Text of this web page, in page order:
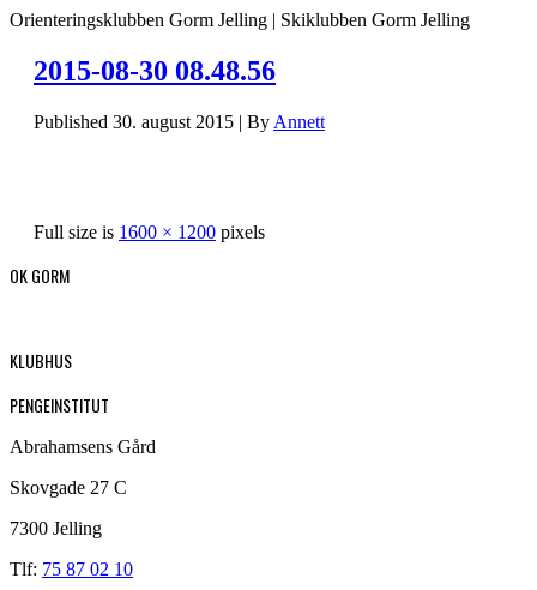
Orienteringsklubben Gorm Jelling | Skiklubben Gorm Jelling
2015-08-30 08.48.56
Published 30. august 2015 | By Annett
Full size is 1600 × 1200 pixels
OK GORM
KLUBHUS
PENGEINSTITUT
Abrahamsens Gård
Skovgade 27 C
7300 Jelling
Tlf: 75 87 02 10